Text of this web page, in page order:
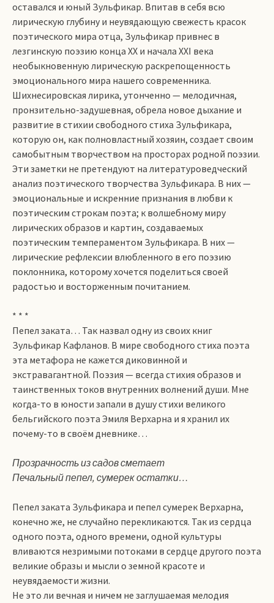
оставался и юный Зульфикар. Впитав в себя всю
лирическую глубину и неувядающую свежесть красок
поэтического мира отца, Зульфикар привнес в
лезгинскую поэзию конца ХХ и начала ХХI века
необыкновенную лирическую раскрепощенность
эмоционального мира нашего современника.
Шихнесировская лирика, утонченно — мелодичная,
пронзительно-задушевная, обрела новое дыхание и
развитие в стихии свободного стиха Зульфикара,
которую он, как полновластный хозяин, создает своим
самобытным творчеством на просторах родной поэзии.
Эти заметки не претендуют на литературоведческий
анализ поэтического творчества Зульфикара. В них —
эмоциональные и искренние признания в любви к
поэтическим строкам поэта; к волшебному миру
лирических образов и картин, создаваемых
поэтическим темпераментом Зульфикара. В них —
лирические рефлексии влюбленного в его поэзию
поклонника, которому хочется поделиться своей
радостью и восторженным почитанием.
* * *
Пепел заката… Так назвал одну из своих книг
Зульфикар Кафланов. В мире свободного стиха поэта
эта метафора не кажется диковинной и
экстравагантной. Поэзия — всегда стихия образов и
таинственных токов внутренних волнений души. Мне
когда-то в юности запали в душу стихи великого
бельгийского поэта Эмиля Верхарна и я хранил их
почему-то в своём дневнике…
Прозрачность из садов сметает
Печальный пепел, сумерек остатки…
Пепел заката Зульфикара и пепел сумерек Верхарна,
конечно же, не случайно перекликаются. Так из сердца
одного поэта, одного времени, одной культуры
вливаются незримыми потоками в сердце другого поэта
великие образы и мысли о земной красоте и
неувядаемости жизни.
Не это ли вечная и ничем не заглушаемая мелодия